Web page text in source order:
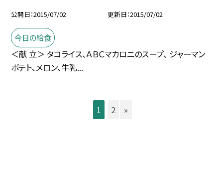
公開日 2015/07/02 更新日 2015/07/02
今日の給食
＜献 立＞ タコライス、ＡＢＣマカロニのスープ、 ジャーマン
ポテト、メロン、牛乳...
1 2 »